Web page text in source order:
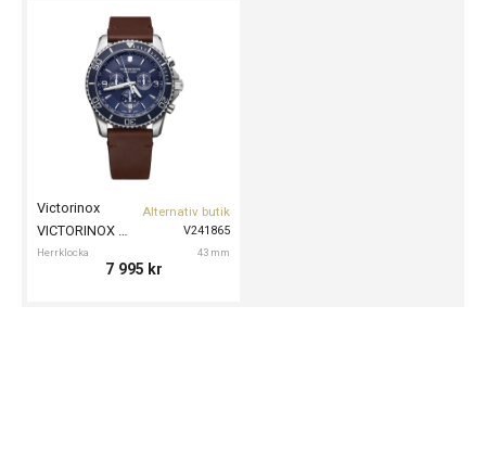
V241865
Victorinox
Herrklocka 43 mm
Alternativ butik
7 995 kr